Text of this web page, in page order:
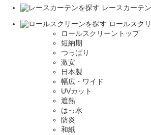
レースカーテン
ロールスク
ロールスクリーントップ
短納期
つっぱり
激安
日本製
幅広・ワイド
UVカット
遮熱
はっ水
防炎
和紙